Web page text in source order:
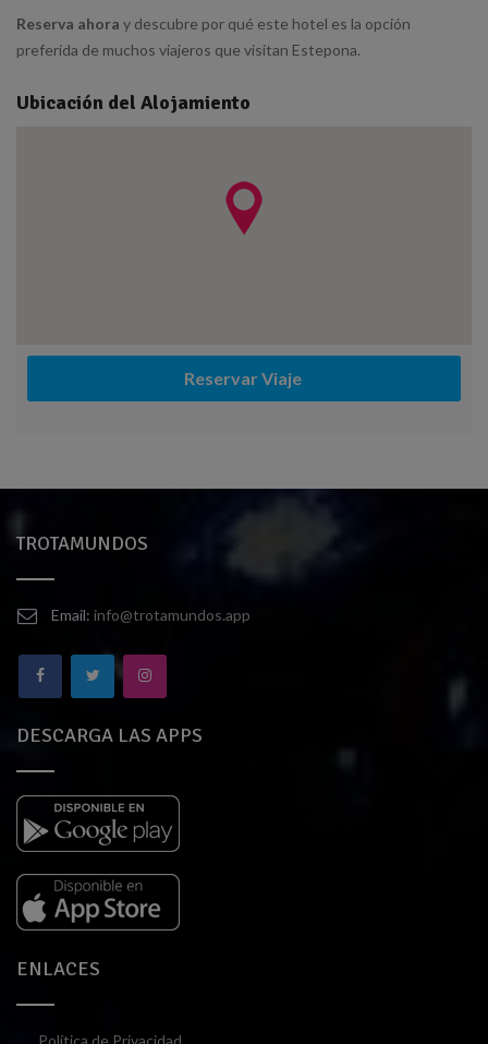
Reserva ahora y descubre por qué este hotel es la opción
preferida de muchos viajeros que visitan Estepona.
Ubicación del Alojamiento
Reservar Viaje
TROTAMUNDOS
Email: info@trotamundos.app
DESCARGA LAS APPS
ENLACES